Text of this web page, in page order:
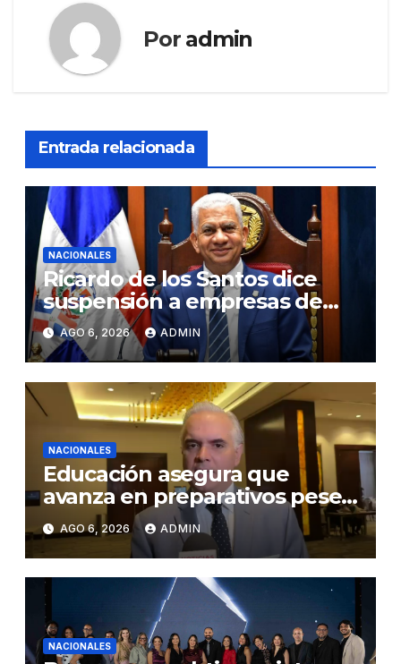
Por admin
Entrada relacionada
NACIONALES
Ricardo de los Santos dice
suspensión a empresas de
senadores no es una sanción
AGO 6, 2026 ADMIN
NACIONALES
Educación asegura que
avanza en preparativos pese
a denuncias por falta de aulas
y maestros
AGO 6, 2026 ADMIN
NACIONALES